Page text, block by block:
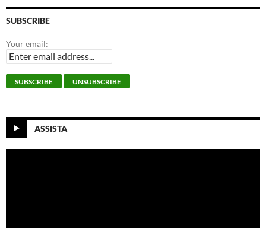
SUBSCRIBE
Your email:
ASSISTA